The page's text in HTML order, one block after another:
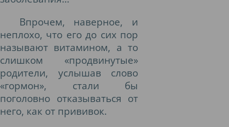
Впрочем, наверное, и
неплохо, что его до сих пор
называют витамином, а то
слишком «продвинутые»
родители, услышав слово
«гормон», стали бы
поголовно отказываться от
него, как от прививок.